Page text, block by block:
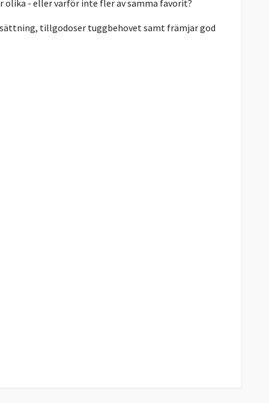
olika - eller varför inte fler av samma favorit?
tillgodoser tuggbehovet samt främjar god